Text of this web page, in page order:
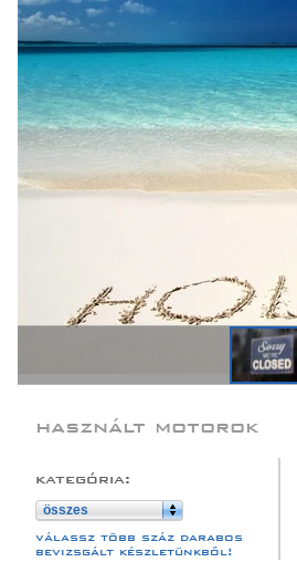
használt motorok
kategória:
összes
válassz több száz darabos
bevizsgált készletünkből!